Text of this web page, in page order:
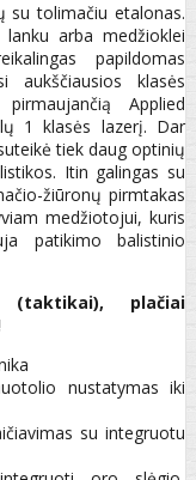
su tolimačiu etalonas.
arba medžioklei
papildomas
aukščiausios klasės
Applied
1 klasės lazerį. Dar
tiek daug optinių
Itin galingas su
žiūronų pirmtakas
medžiotojui, kuris
patikimo balistinio
plačiai
nustatymas iki
su integruotu